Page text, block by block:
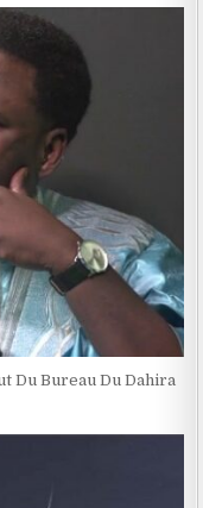
Du Bureau Du Dahira